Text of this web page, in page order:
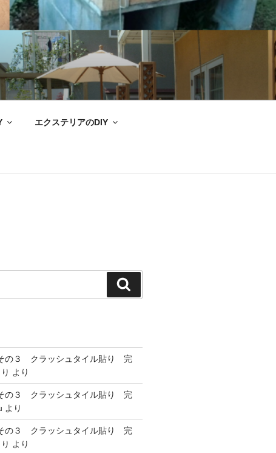
エクステリアのDIY
索
の３ クラッシュタイル貼り 完
より
の３ クラッシュタイル貼り 完
より
の３ クラッシュタイル貼り 完
より